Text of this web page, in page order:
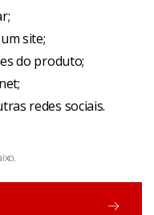
site;
do produto;
redes sociais.